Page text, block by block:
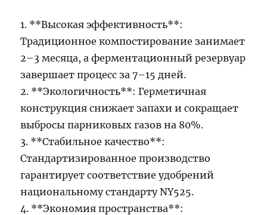
1. **Высокая эффективность**:
Традиционное компостирование занимает
2–3 месяца, а ферментационный резервуар
завершает процесс за 7–15 дней.
2. **Экологичность**: Герметичная
конструкция снижает запахи и сокращает
выбросы парниковых газов на 80%.
3. **Стабильное качество**:
Стандартизированное производство
гарантирует соответствие удобрений
национальному стандарту NY525.
4. **Экономия пространства**: